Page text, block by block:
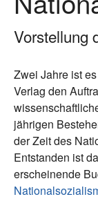
Vorstellung
Zwei Jahre ist
Verlag den
jährigen
der Zeit des
Entstanden ist
erscheinende